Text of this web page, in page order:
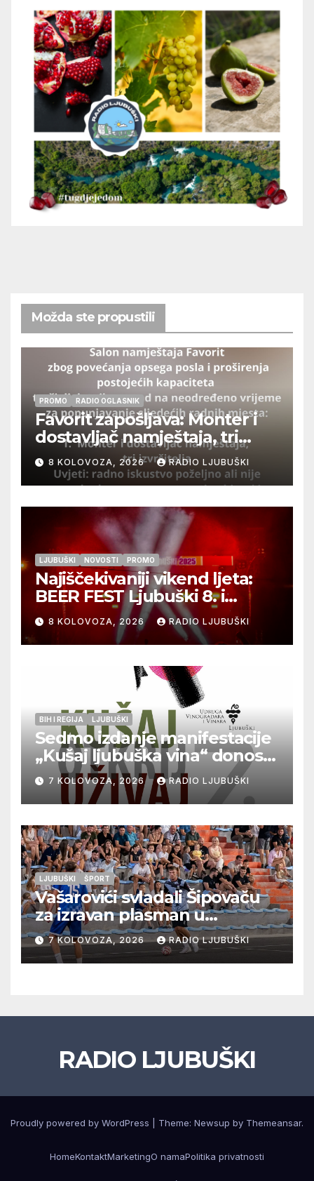
Možda ste propustili
PROMO RADIO OGLASNIK
Favorit zapošljava: Monter i
dostavljač namještaja, tri
izvršitelja
8 KOLOVOZA, 2026 RADIO LJUBUŠKI
LJUBUŠKI NOVOSTI PROMO
Najiščekivaniji vikend ljeta:
BEER FEST Ljubuški 8. i
9.kolovoza
8 KOLOVOZA, 2026 RADIO LJUBUŠKI
BIH I REGIJA LJUBUŠKI
Sedmo izdanje manifestacije
„Kušaj ljubuška vina“ donosi
vrhunska vina, gastronomiju i
glazbu
7 KOLOVOZA, 2026 RADIO LJUBUŠKI
LJUBUŠKI ŠPORT
Vašarovići svladali Šipovaču
za izravan plasman u
četvrtfinale, Grab izborio
prolazak dalje, Klobuk ispao,
večeras počinje četvrtfinale
7 KOLOVOZA, 2026 RADIO LJUBUŠKI
RADIO LJUBUŠKI
Proudly powered by WordPress Theme: Newsup by Themeansar.
HomeKontaktMarketingO namaPolitika privatnosti